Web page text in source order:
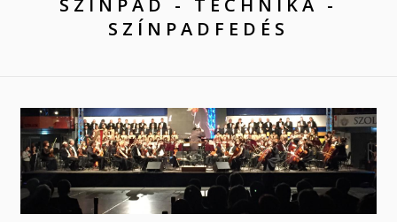
SZÍNPAD - TECHNIKA -
SZÍNPADFEDÉS